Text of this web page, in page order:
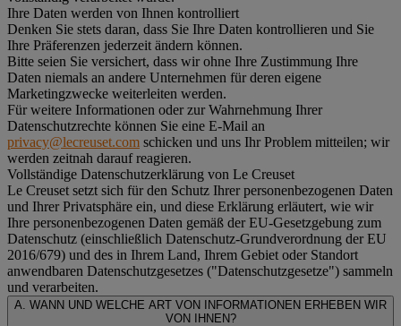
Ihre Daten werden von Ihnen kontrolliert
Denken Sie stets daran, dass Sie Ihre Daten kontrollieren und Sie
Ihre Präferenzen jederzeit ändern können.
Bitte seien Sie versichert, dass wir ohne Ihre Zustimmung Ihre
Daten niemals an andere Unternehmen für deren eigene
Marketingzwecke weiterleiten werden.
Für weitere Informationen oder zur Wahrnehmung Ihrer
Datenschutzrechte können Sie eine E-Mail an
privacy@lecreuset.com schicken und uns Ihr Problem mitteilen; wir
werden zeitnah darauf reagieren.
Vollständige Datenschutzerklärung von Le Creuset
Le Creuset setzt sich für den Schutz Ihrer personenbezogenen Daten
und Ihrer Privatsphäre ein, und diese Erklärung erläutert, wie wir
Ihre personenbezogenen Daten gemäß der EU-Gesetzgebung zum
Datenschutz (einschließlich Datenschutz-Grundverordnung der EU
2016/679) und des in Ihrem Land, Ihrem Gebiet oder Standort
anwendbaren Datenschutzgesetzes ("Datenschutzgesetze") sammeln
und verarbeiten.
A. WANN UND WELCHE ART VON INFORMATIONEN ERHEBEN WIR
VON IHNEN?